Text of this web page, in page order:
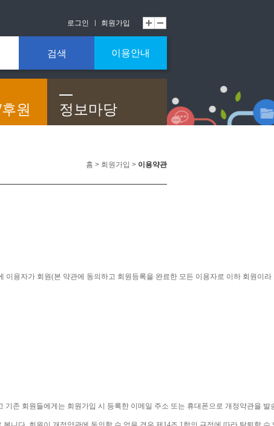
로그인 회원가입
검색 이용안내
원 정보마당
홈 > 회원가입 > 이용약관
이용자가 회원(본 약관에 동의하고 회원등록을 완료한 모든 이용자로 이하 회원이라
기존 회원들에게는 회원가입 시 등록한 이메일 주소 또는 휴대폰으로 개정약관을 발